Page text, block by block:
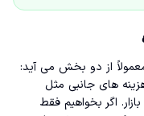
از دو بخش می آید:
های جانبی مثل
اگر بخواهیم فقط